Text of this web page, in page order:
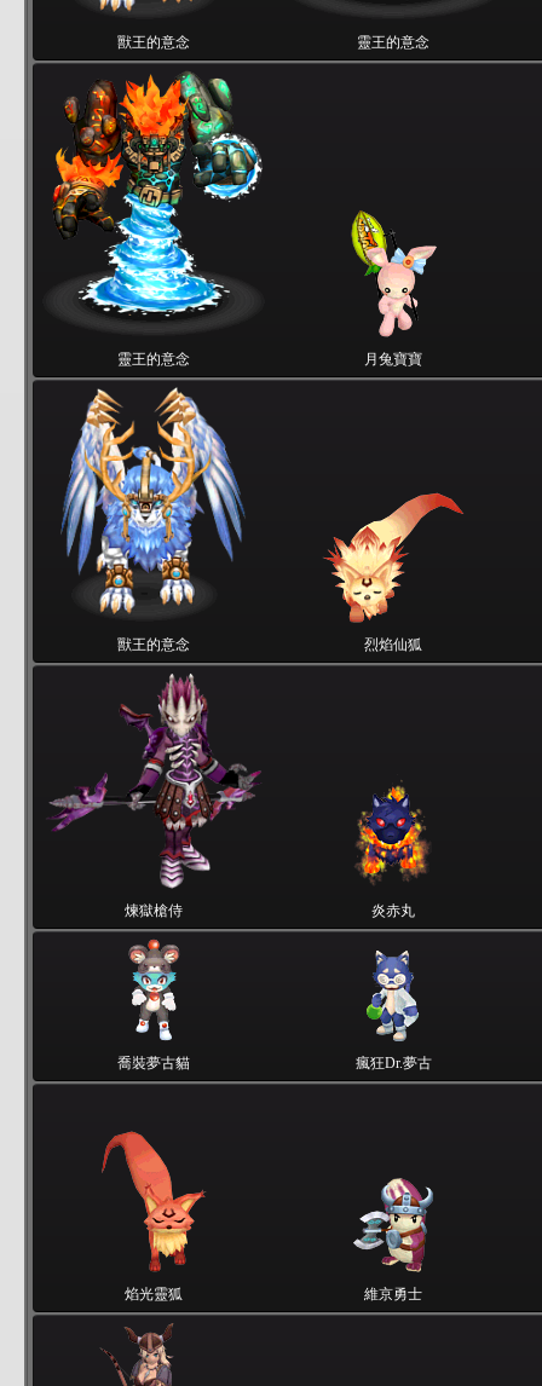
獸王的意念 靈王的意念
靈王的意念 月兔寶寶
獸王的意念 烈焰仙狐
煉獄槍侍 炎赤丸
喬裝夢古貓 瘋狂Dr.夢古
焰光靈狐 維京勇士